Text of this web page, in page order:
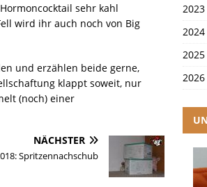
sehr kahl
wird ihr auch noch von Big
und erzählen beide gerne,
klappt soweit, nur
(noch) einer
NÄCHSTER
Spritzennachschub
2023
2024
2025
2026